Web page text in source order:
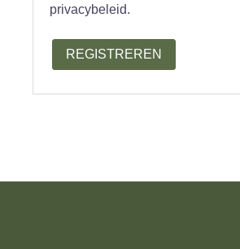
privacybeleid.
REGISTREREN